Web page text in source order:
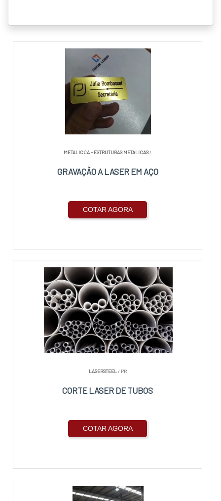
METALICCA - ESTRUTURAS METALICAS/
GRAVAÇÃO A LASER EM AÇO
COTAR AGORA
LASERSTEEL / PR
CORTE LASER DE TUBOS
COTAR AGORA